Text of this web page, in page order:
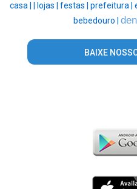
casa | | lojas | festas | prefeitura |
bebedouro |
BAIXE